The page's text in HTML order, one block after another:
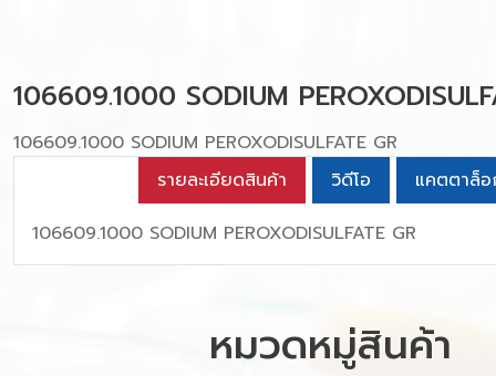
106609.1000 SODIUM
106609.1000 SODIUM PEROXODISULFATE GR
รายละเอียดสินค้า
วิดีโอ
แคตตาล็
106609.1000 SODIUM PEROXODISULFATE GR
หมวดหมู่สินค้า